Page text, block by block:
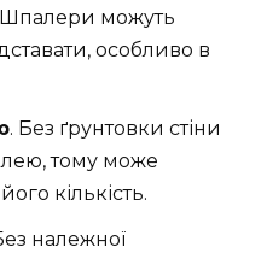
Шпалери можуть
особливо в
. Без ґрунтовки стіни
тому може
кількість.
належної